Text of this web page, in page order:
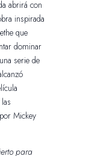
abrirá con
inspirada
que
dominar
serie de
Mickey
para